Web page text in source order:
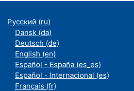
Русский ‎(ru)‎
Dansk ‎(da)‎
Deutsch ‎(de)‎
English ‎(en)‎
Español - España ‎(es_es)‎
Español - Internacional ‎(es)‎
Français ‎(fr)‎